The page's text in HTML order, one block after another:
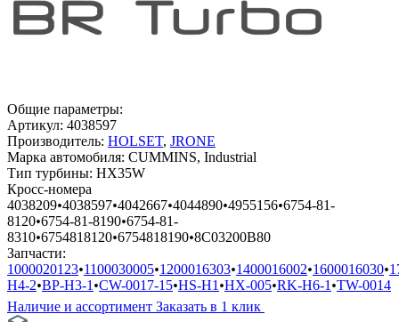
Общие параметры:
Артикул: 4038597
Производитель: HOLSET, JRONE
Марка автомобиля: CUMMINS, Industrial
Тип турбины: HX35W
Кросс-номера
4038209•4038597•4042667•4044890•4955156•6754-81-
8120•6754-81-8190•6754-81-
8310•6754818120•6754818190•8C03200B80
Запчасти:
1000020123•1100030005•1200016303•1400016002•1600016030•
H4-2•BP-H3-1 •CW-0017-15•HS-H1 •HX-005•RK-H6-1 •TW-0014
Наличие и ассортимент Заказать в 1 клик